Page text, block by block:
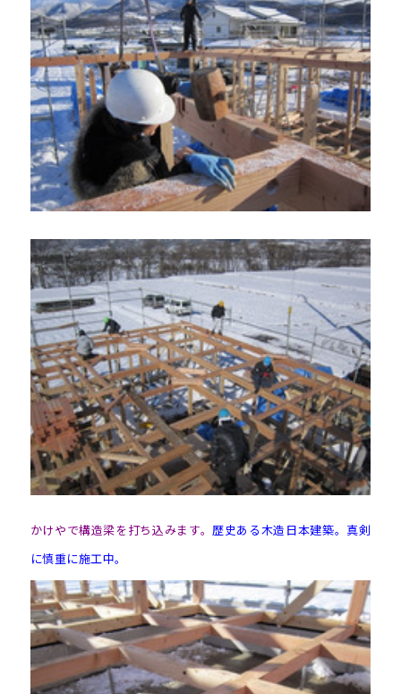
かけやで構造梁を打ち込みます。 歴史ある木造日本建築。真剣
に慎重に施工中。